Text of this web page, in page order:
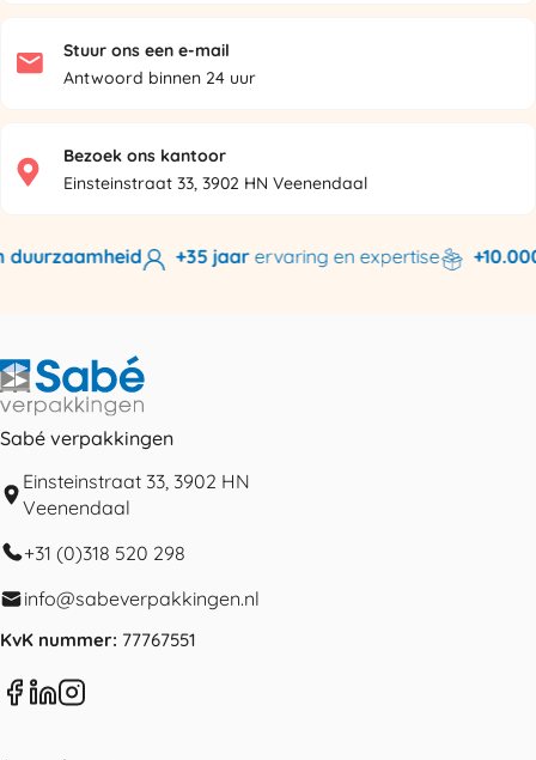
Stuur ons een e-mail
Antwoord binnen 24 uur
Bezoek ons kantoor
Einsteinstraat 33, 3902 HN Veenendaal
+35 jaarervaring en expertise +10.000
Sabé verpakkingen
Einsteinstraat 33, 3902 HN
Veenendaal
+31 (0)318 520 298
info@sabeverpakkingen.nl
KvK nummer: 77767551